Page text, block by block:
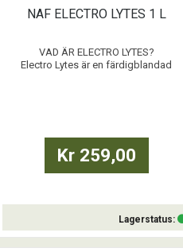
NAF ELECTRO LYTES 1 L
VAD ÄR ELECTRO LYTES?
Electro Lytes är en färdigblandad
vatten, alltid med samtidig fri tillgång till
osaltat vatten.
Kr 259,00
Lagerstatus: